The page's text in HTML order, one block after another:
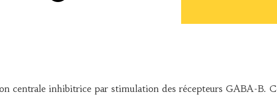
centrale inhibitrice par stimulation des récepteurs GABA-B.